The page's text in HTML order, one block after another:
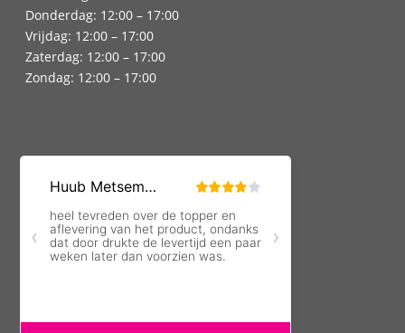
Donderdag: 12:00 – 17:00
Vrijdag: 12:00 – 17:00
Zaterdag: 12:00 – 17:00
Zondag: 12:00 – 17:00